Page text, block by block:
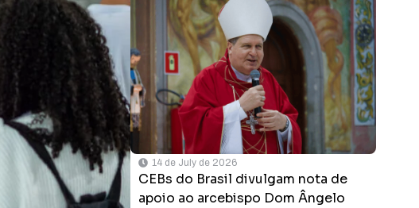
14 de July de 2026
CEBs do Brasil divulgam nota de
apoio ao arcebispo Dom Ângelo